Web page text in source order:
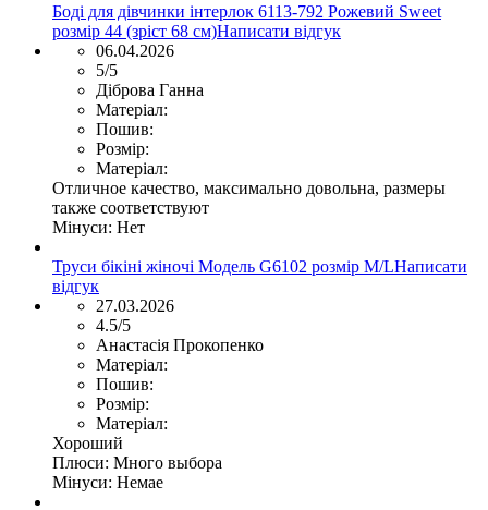
Боді для дівчинки інтерлок 6113-792 Рожевий Sweet
розмір 44 (зріст 68 см)Написати відгук
06.04.2026
5/5
Діброва Ганна
Матеріал:
Пошив:
Розмір:
Матеріал:
Отличное качество, максимально довольна, размеры
также соответствуют
Мінуси: Нет
Труси бікіні жіночі Модель G6102 розмір М/LНаписати
відгук
27.03.2026
4.5/5
Анастасія Прокопенко
Матеріал:
Пошив:
Розмір:
Матеріал:
Хороший
Плюси: Много выбора
Мінуси: Немае